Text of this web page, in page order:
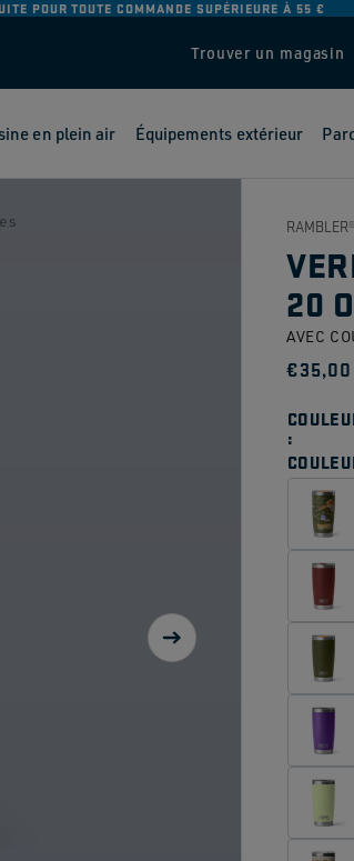
POUR TOUTE COMMANDE SUPÉRIEURE À 55 €
Trouver un magasin
en plein air Équipements extérieur
RAMBLER®
20
AVEC
Prix
€35,00